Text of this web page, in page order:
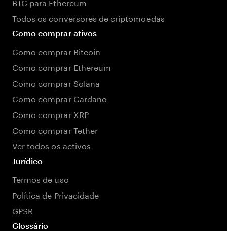
Todos os conversores de criptomoedas
Como comprar ativos
Como comprar Bitcoin
Como comprar Ethereum
Como comprar Solana
Como comprar Cardano
Como comprar XRP
Como comprar Tether
Ver todos os activos
Jurídico
Termos de uso
Política de Privacidade
GPSR
Glossário